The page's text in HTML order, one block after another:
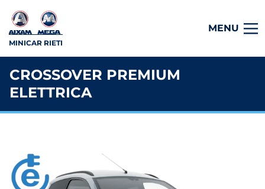
MINICAR RIETI
MENU
CROSSOVER PREMIUM
ELETTRICA